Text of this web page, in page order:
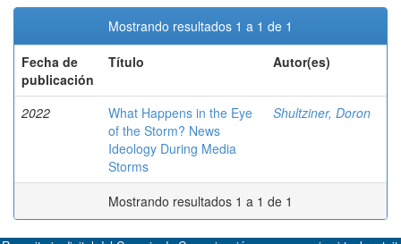
Mostrando resultados 1 a 1 de 1
Fecha de
publicación
Título Autor(es)
2022
What Happens in the Eye
of the Storm? News
Ideology During Media
Storms
Shultziner, Doron
Mostrando resultados 1 a 1 de 1